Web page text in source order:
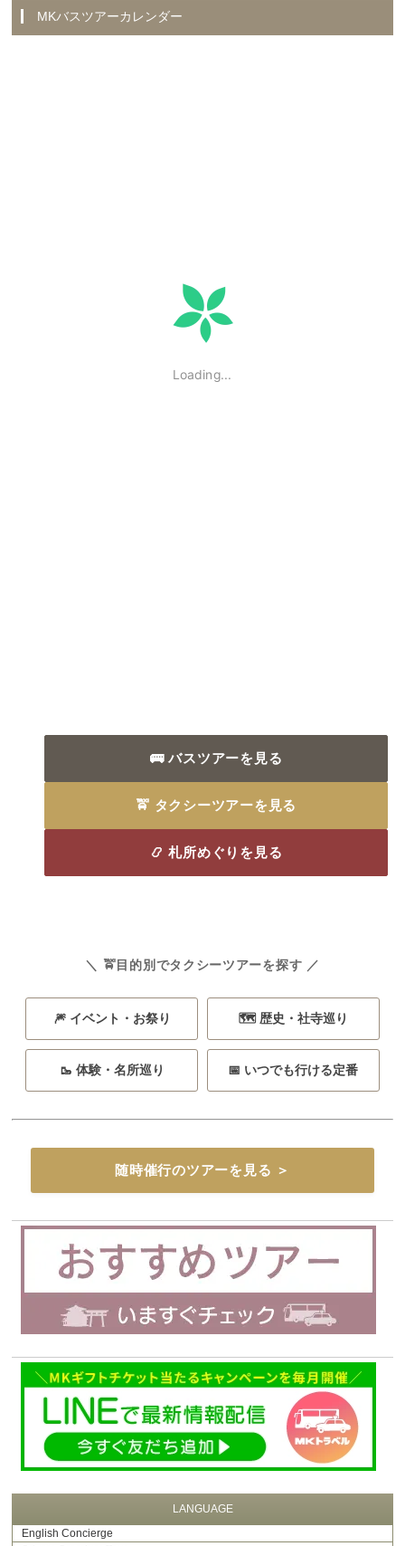
MKバスツアーカレンダー
🚌 バスツアーを見る
🚖 タクシーツアーを見る
📿 札所めぐりを見る
＼ 🚖目的別でタクシーツアーを探す ／
🎆 イベント・お祭り 🗺️ 歴史・社寺巡り
🥾 体験・名所巡り 📅 いつでも行ける定番
随時催行のツアーを見る ＞
LANGUAGE
English Concierge